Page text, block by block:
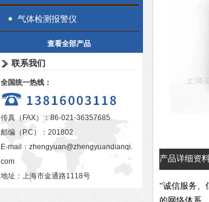
气体检测报警仪
查看全部产品
联系我们
全国统一热线：
传真（FAX）：86-021-36357685
邮编（P.C）：201802
E-mail： zhengyuan@zhengyuandianqi.
com
地址：上海市金通路1118号
产品详细资料
“诚信服务、